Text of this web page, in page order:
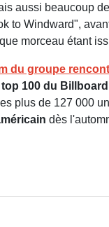
aussi beaucoup
to Windward",
morceau étant
du groupe
top 100 du Billboard
plus de 127 000
dès